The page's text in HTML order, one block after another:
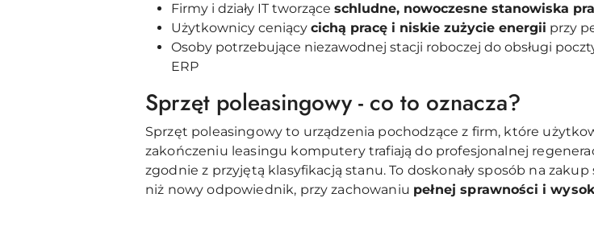
Firmy i działy IT tworzące schludne, nowoczesne stanowiska
Użytkownicy ceniący cichą pracę i niskie zużycie energii przy
Osoby potrzebujące niezawodnej stacji roboczej do obsługi
ERP
Sprzęt poleasingowy - co to oznacza?
Sprzęt poleasingowy to urządzenia pochodzące z firm, które
zakończeniu leasingu komputery trafiają do profesjonalnej
zgodnie z przyjętą klasyfikacją stanu. To doskonały sposób na
niż nowy odpowiednik, przy zachowaniu pełnej sprawności i